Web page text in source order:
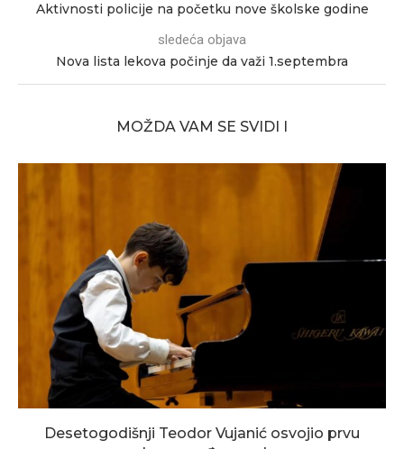
Aktivnosti policije na početku nove školske godine
sledeća objava
Nova lista lekova počinje da važi 1.septembra
MOŽDA VAM SE SVIDI I
Desetogodišnji Teodor Vujanić osvojio prvu